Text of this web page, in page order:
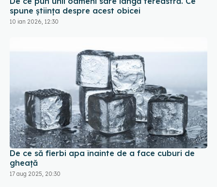
De ce să fierbi apa înainte de a face cuburi de
gheață
17 aug 2025, 20:30